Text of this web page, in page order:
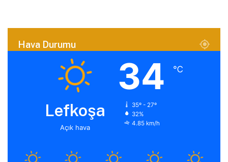
Hava Durumu
Lefkoşa
Açık hava
34 ℃
35º - 27º
32%
4.85 km/h